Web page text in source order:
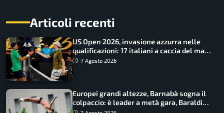
Articoli recenti
US Open 2026, invasione azzurra nelle
qualificazioni: 17 italiani a caccia del main
draw7 Agosto 2026
Europei grandi altezze, Barnabà sogna il
colpaccio: è leader a metà gara, Baraldi